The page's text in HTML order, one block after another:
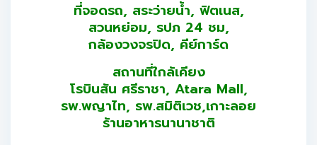
ที่จอดรถ, สระว่ายน้ำ, ฟิตเนส,
สวนหย่อม, รปภ 24 ชม,
กล้องวงจรปิด, คีย์การ์ด
สถานที่ใกล้เคียง
โรบินสัน ศรีราชา, Atara Mall,
รพ.พญาไท, รพ.สมิติเวช,เกาะลอย
ร้านอาหารนานาชาติ